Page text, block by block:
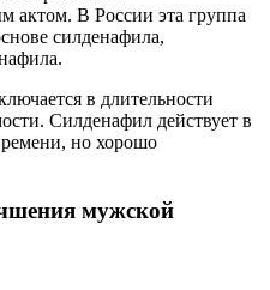
актом. В России эта группа
силденафила,
в длительности
Силденафил действует в
но хорошо
мужской